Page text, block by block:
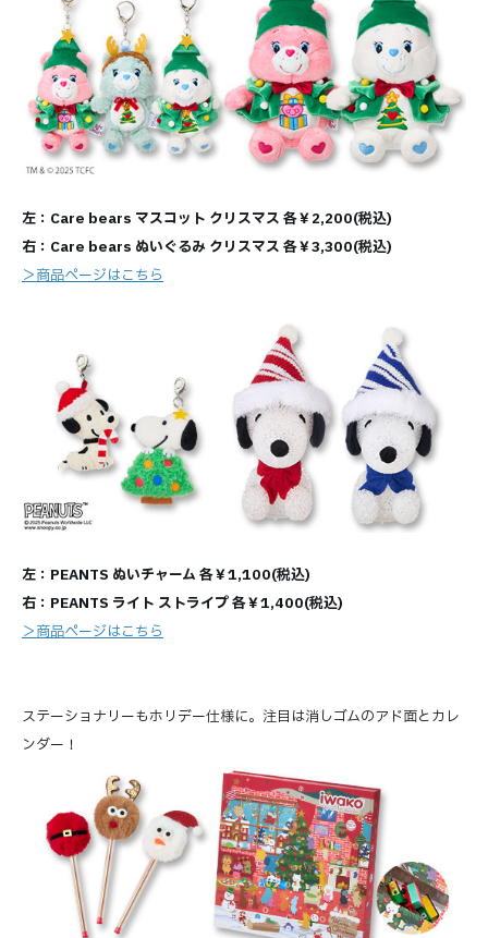
左：Care bears マスコット クリスマス 各￥2,200(税込)
右：Care bears ぬいぐるみ クリスマス 各￥3,300(税込)
＞商品ページはこちら
左：PEANTS ぬいチャーム 各￥1,100(税込)
右：PEANTS ライト ストライプ 各￥1,400(税込)
＞商品ページはこちら
ステーショナリーもホリデー仕様に。注目は消しゴムのアド面とカレ
ンダー！